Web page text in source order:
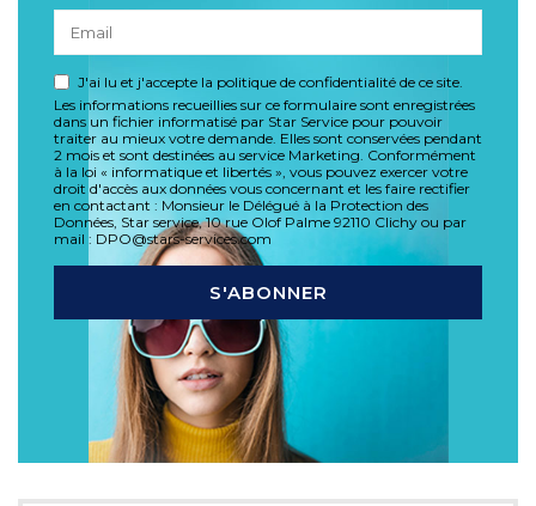
J'ai lu et j'accepte la politique de confidentialité de ce site.
Les informations recueillies sur ce formulaire sont enregistrées
dans un fichier informatisé par Star Service pour pouvoir
traiter au mieux votre demande. Elles sont conservées pendant
2 mois et sont destinées au service Marketing. Conformément
à la loi « informatique et libertés », vous pouvez exercer votre
droit d'accès aux données vous concernant et les faire rectifier
en contactant : Monsieur le Délégué à la Protection des
Données, Star service, 10 rue Olof Palme 92110 Clichy ou par
mail : DPO@stars-services.com